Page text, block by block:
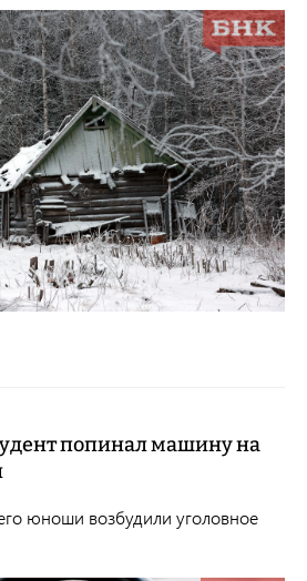
попинал машину на
юноши возбудили уголовное